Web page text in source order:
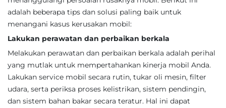
adalah beberapa tips dan solusi paling baik untuk
menangani kasus kerusakan mobil:
Lakukan perawatan dan perbaikan berkala
Melakukan perawatan dan perbaikan berkala adalah perihal
yang mutlak untuk mempertahankan kinerja mobil Anda.
Lakukan service mobil secara rutin, tukar oli mesin, filter
udara, serta periksa proses kelistrikan, sistem pendingin,
dan sistem bahan bakar secara teratur. Hal ini dapat